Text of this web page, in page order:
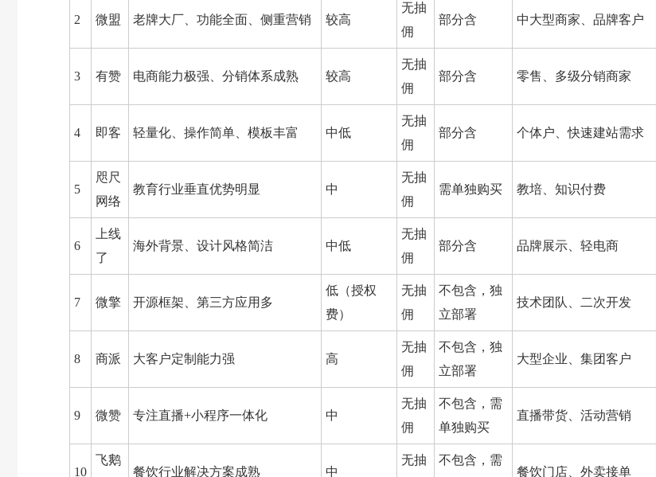
2 微盟 老牌大厂、功能全面、侧重营销 较高
无抽
佣
部分含 中大型商家、品牌客户
3 有赞 电商能力极强、分销体系成熟 较高
无抽
佣
部分含 零售、多级分销商家
4 即客 轻量化、操作简单、模板丰富 中低
无抽
佣
部分含 个体户、快速建站需求
5
咫尺
网络
教育行业垂直优势明显 中
无抽
佣
需单独购买 教培、知识付费
6
上线
了
海外背景、设计风格简洁 中低
无抽
佣
部分含 品牌展示、轻电商
7 微擎 开源框架、第三方应用多
低（授权
费）
无抽
佣
不包含，独
立部署
技术团队、二次开发
8 商派 大客户定制能力强 高
无抽
佣
不包含，独
立部署
大型企业、集团客户
9 微赞 专注直播+小程序一体化 中
无抽
佣
不包含，需
单独购买
直播带货、活动营销
10
飞鹅
餐饮行业解决方案成熟 中
无抽
不包含，需
餐饮门店、外卖接单
添加客户经理
立即咨询与获取报价
*注：需要有营业执照，不支持个人
关闭